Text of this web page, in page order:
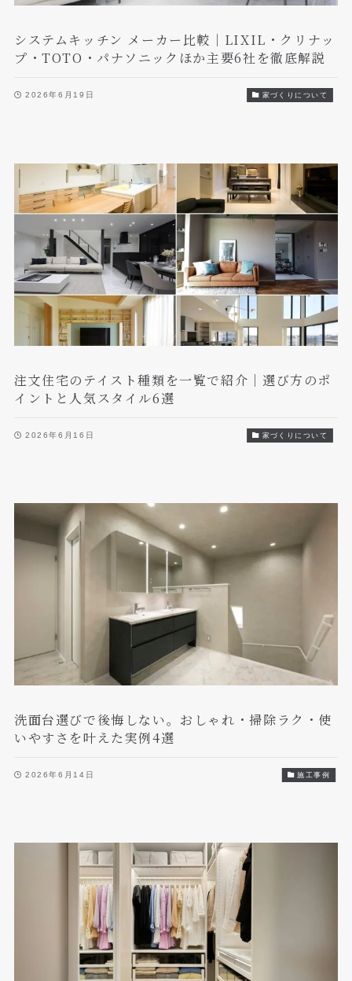
システムキッチン メーカー比較｜LIXIL・クリナッ
プ・TOTO・パナソニックほか主要6社を徹底解説
2026年6月19日 家づくりについて
注文住宅のテイスト種類を一覧で紹介｜選び方のポ
イントと人気スタイル6選
2026年6月16日 家づくりについて
洗面台選びで後悔しない。おしゃれ・掃除ラク・使
いやすさを叶えた実例4選
2026年6月14日 施工事例